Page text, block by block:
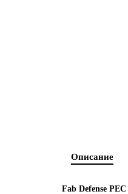
Описание
Fab Defense PEC